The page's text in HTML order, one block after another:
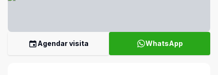
Agendar visita WhatsApp